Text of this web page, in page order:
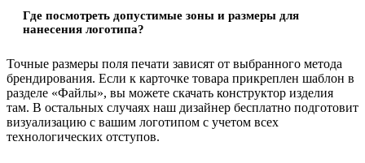
Где посмотреть допустимые зоны и размеры для
нанесения логотипа?
Точные размеры поля печати зависят от выбранного метода
брендирования. Если к карточке товара прикреплен шаблон в
разделе «Файлы», вы можете скачать конструктор изделия
там. В остальных случаях наш дизайнер бесплатно подготовит
визуализацию с вашим логотипом с учетом всех
технологических отступов.